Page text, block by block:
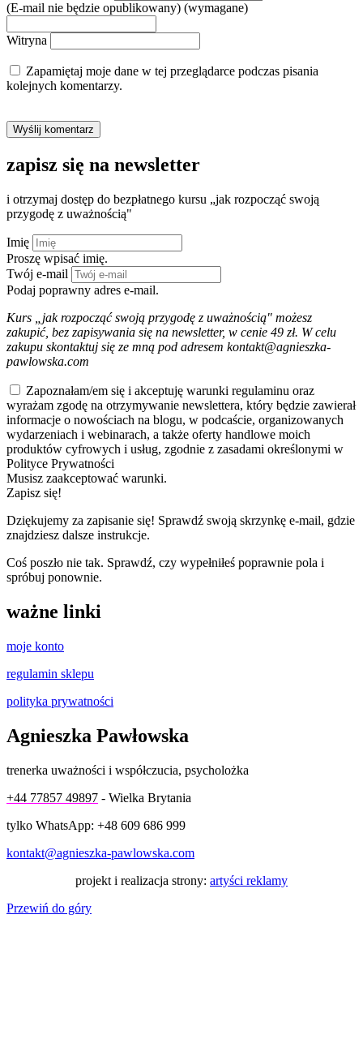
(E-mail nie będzie opublikowany) (wymagane)
Witryna
Zapamiętaj moje dane w tej przeglądarce podczas pisania
kolejnych komentarzy.
zapisz się na newsletter
i otrzymaj dostęp do bezpłatnego kursu „jak rozpocząć swoją
przygodę z uważnością"
Imię
Proszę wpisać imię.
Twój e-mail
Podaj poprawny adres e-mail.
Kurs „jak rozpocząć swoją przygodę z uważnością" możesz
zakupić, bez zapisywania się na newsletter, w cenie 49 zł. W celu
zakupu skontaktuj się ze mną pod adresem kontakt@agnieszka-
pawlowska.com
Zapoznałam/em się i akceptuję warunki regulaminu oraz
wyrażam zgodę na otrzymywanie newslettera, który będzie zawierał
informacje o nowościach na blogu, w podcaście, organizowanych
wydarzeniach i webinarach, a także oferty handlowe moich
produktów cyfrowych i usług, zgodnie z zasadami określonymi w
Polityce Prywatności
Musisz zaakceptować warunki.
Zapisz się!
Dziękujemy za zapisanie się! Sprawdź swoją skrzynkę e-mail, gdzie
znajdziesz dalsze instrukcje.
Coś poszło nie tak. Sprawdź, czy wypełniłeś poprawnie pola i
spróbuj ponownie.
ważne linki
moje konto
regulamin sklepu
polityka prywatności
Agnieszka Pawłowska
trenerka uważności i współczucia, psycholożka
+44 77857 49897 - Wielka Brytania
tylko WhatsApp: +48 609 686 999
kontakt@agnieszka-pawlowska.com
projekt i realizacja strony: artyści reklamy
Przewiń do góry